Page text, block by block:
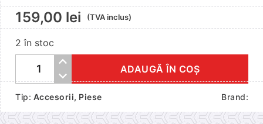
159,00 lei (TVA inclus)
2 în stoc
Cantitate
fata
VW/Skoda
ADAUGĂ ÎN COȘ
Tip: Accesorii, Piese Brand: